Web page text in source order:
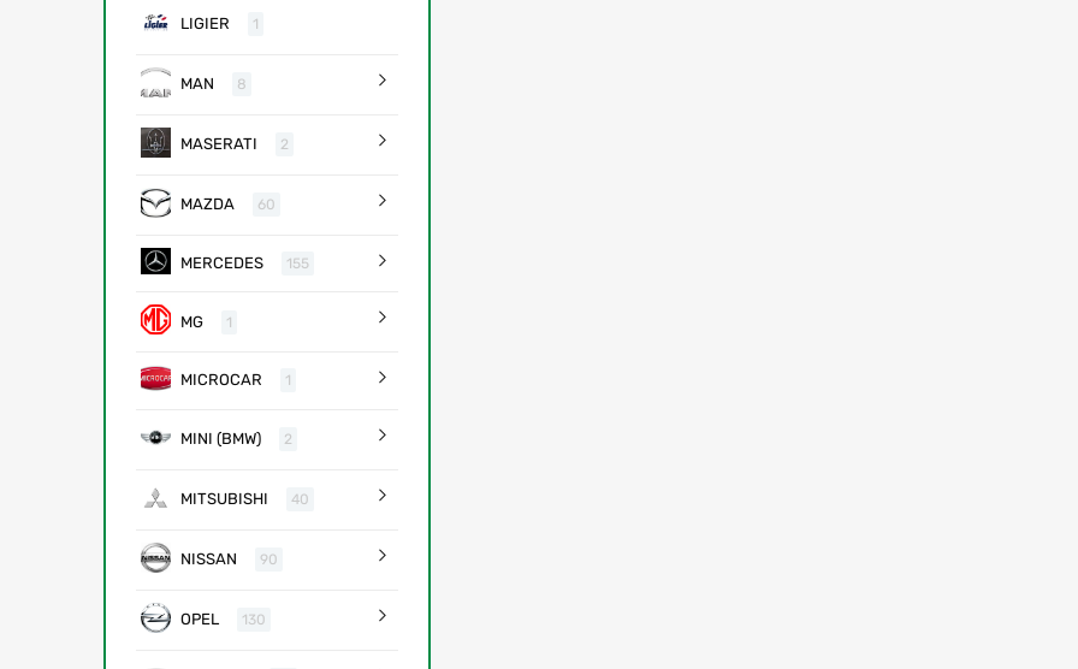
LIGIER 1
MAN 8
MASERATI 2
MAZDA 60
MERCEDES 155
MG 1
MICROCAR 1
MINI (BMW) 2
MITSUBISHI 40
NISSAN 90
OPEL 130